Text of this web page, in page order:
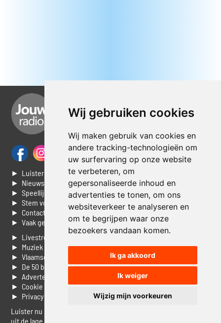
Wij gebruiken cookies
Wij maken gebruik van cookies en
andere tracking-technologieën om
uw surfervaring op onze website
te verbeteren, om
gepersonaliseerde inhoud en
advertenties te tonen, om ons
websiteverkeer te analyseren en
om te begrijpen waar onze
bezoekers vandaan komen.
Ik ga akkoord
Ik weiger
Wijzig mijn voorkeuren
► Luisteren naar Jouwradio
► Nieuws
► Speellijst
► Stem voor de Dag top 3
► Contacteer ons
► Vaak gestelde vragen
► Livestream informatie
► Muziek opzoeken
► Vlaamse 100 Aller tijden
► De 50 beste van...
► Adverteren op Jouwradio
► Cookie voorkeuren wijzigen
► Privacyinformatie
Luister nu naar Jouwradio! De beste Nederlandstalige muziek
uit de lage landen hoor je hier al 20 jaar. In digitale kwaliteit op je